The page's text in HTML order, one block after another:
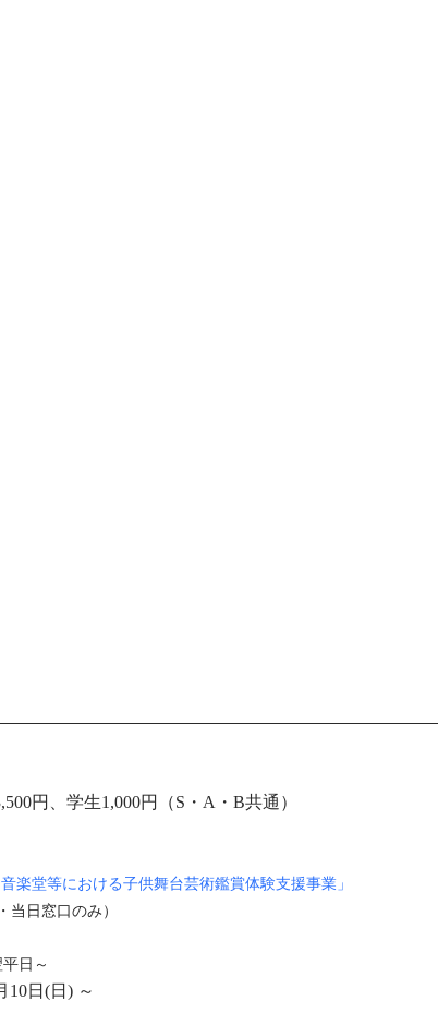
円、学生1,000円（S・A・B共通）
楽堂等における子供舞台芸術鑑賞体験支援事業」
当日窓口のみ）
日～
10日(日) ～